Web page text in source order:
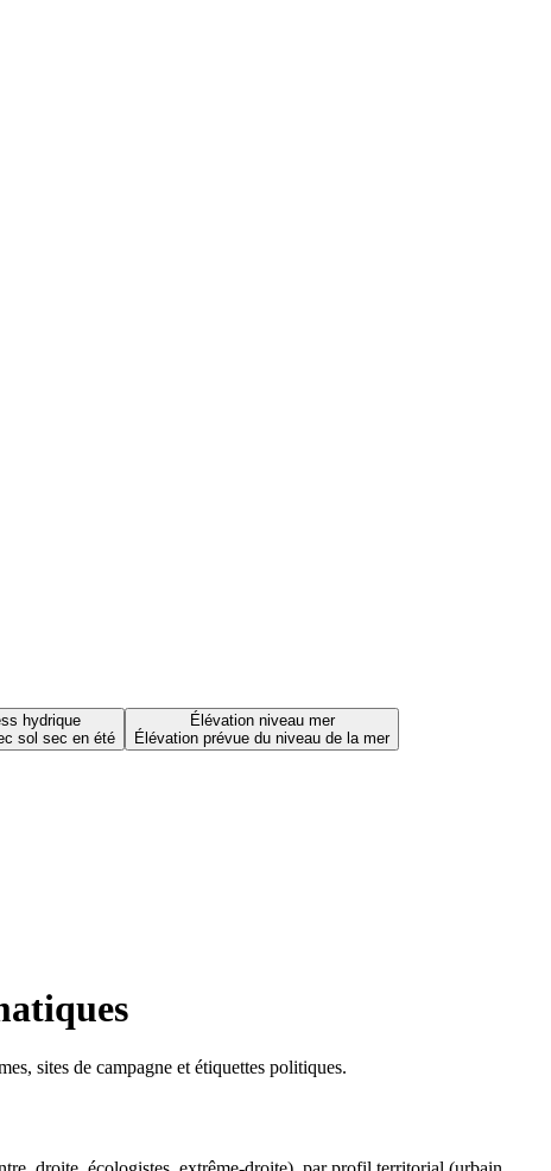
hydrique
sol sec en été
Élévation niveau mer
Élévation prévue du niveau de la mer
sites de campagne et étiquettes politiques.